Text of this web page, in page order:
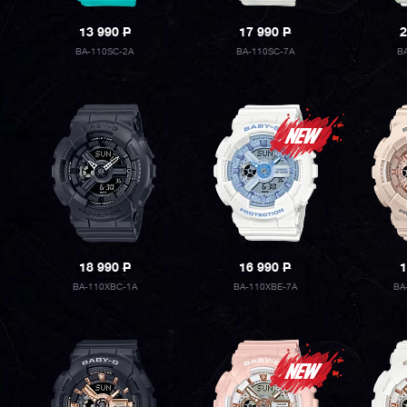
13 990P
BA-110SC-2A
17 990P
BA-110SC-7A
18 990P
BA-110XBC-1A
16 990P
BA-110XBE-7A